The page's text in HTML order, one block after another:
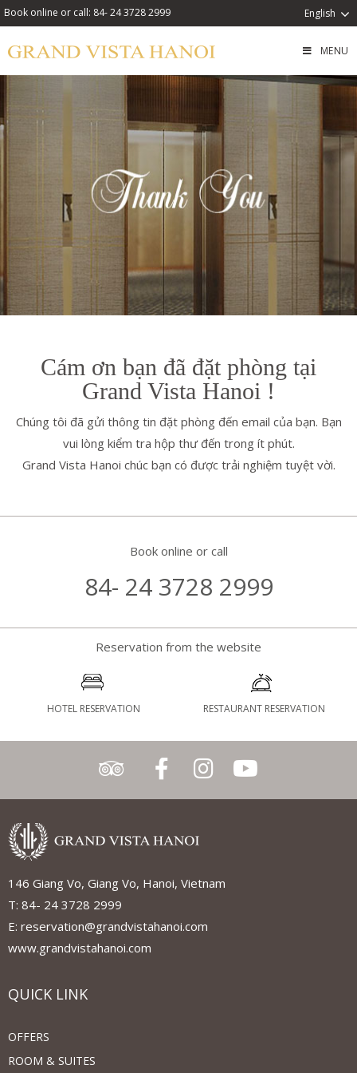
Book online or call: 84- 24 3728 2999 English
MENU
Cám ơn bạn đã đặt phòng tại
Grand Vista Hanoi !
Chúng tôi đã gửi thông tin đặt phòng đến email của bạn. Bạn
vui lòng kiểm tra hộp thư đến trong ít phút.
Grand Vista Hanoi chúc bạn có được trải nghiệm tuyệt vời.
Book online or call
84- 24 3728 2999
Reservation from the website
HOTEL RESERVATION RESTAURANT RESERVATION
146 Giang Vo, Giang Vo, Hanoi, Vietnam
T: 84- 24 3728 2999
E: reservation@grandvistahanoi.com
www.grandvistahanoi.com
QUICK LINK
OFFERS
ROOM & SUITES